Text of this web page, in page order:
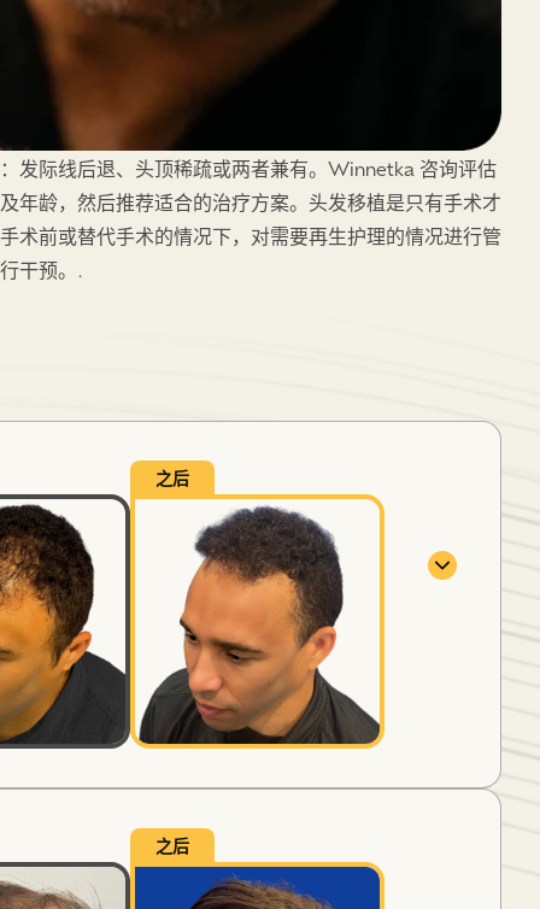
发际线后退、头顶稀疏或两者兼有。Winnetka 咨询评估
年龄，然后推荐适合的治疗方案。头发移植是只有手术才
术前或替代手术的情况下，对需要再生护理的情况进行管
干预。.
之后
之后